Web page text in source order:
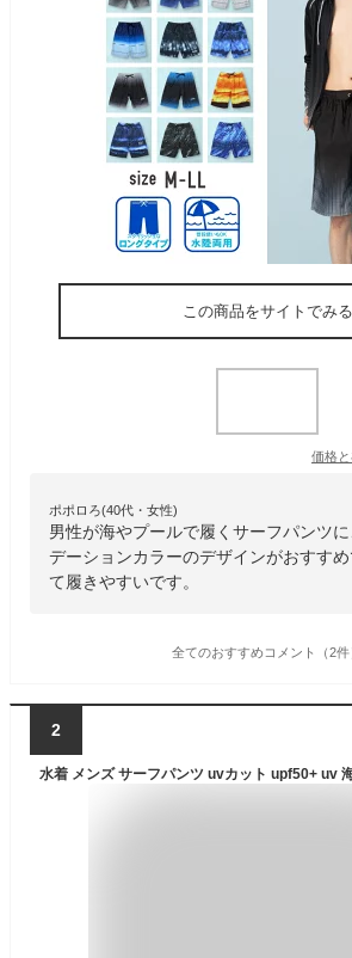
この商品をサイトでみる
価格
ポポロろ(40代・女性)
男性が海やプールで履くサーフパンツ
デーションカラーのデザインがおすすめ
て履きやすいです。
全てのおすすめコメント（2件
2